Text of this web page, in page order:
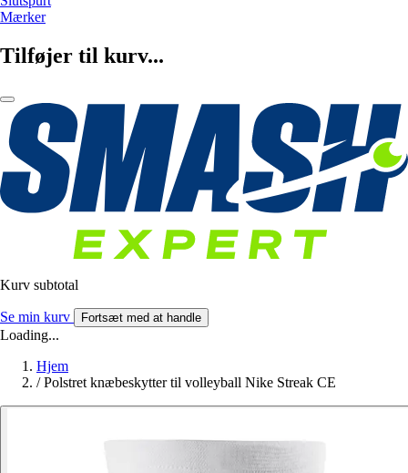
Mærker
Tilføjer til kurv...
Kurv subtotal
Se min kurv Fortsæt med at handle
Loading...
Hjem
/ Polstret knæbeskytter til volleyball Nike Streak CE